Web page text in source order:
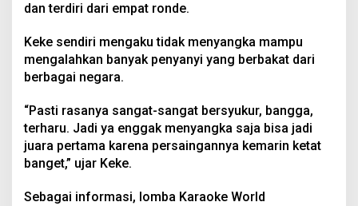
dan terdiri dari empat ronde.
Keke sendiri mengaku tidak menyangka mampu
mengalahkan banyak penyanyi yang berbakat dari
berbagai negara.
“Pasti rasanya sangat-sangat bersyukur, bangga,
terharu. Jadi ya enggak menyangka saja bisa jadi
juara pertama karena persaingannya kemarin ketat
banget,” ujar Keke.
Sebagai informasi, lomba Karaoke World